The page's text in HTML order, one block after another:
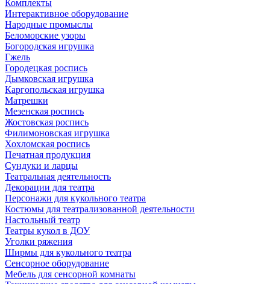
Комплекты
Интерактивное оборудование
Народные промыслы
Беломорские узоры
Богородская игрушка
Гжель
Городецкая роспись
Дымковская игрушка
Каргопольская игрушка
Матрешки
Мезенская роспись
Жостовская роспись
Филимоновская игрушка
Хохломская роспись
Печатная продукция
Сундуки и ларцы
Театральная деятельность
Декорации для театра
Персонажи для кукольного театра
Костюмы для театрализованной деятельности
Настольный театр
Театры кукол в ДОУ
Уголки ряжения
Ширмы для кукольного театра
Сенсорное оборудование
Мебель для сенсорной комнаты